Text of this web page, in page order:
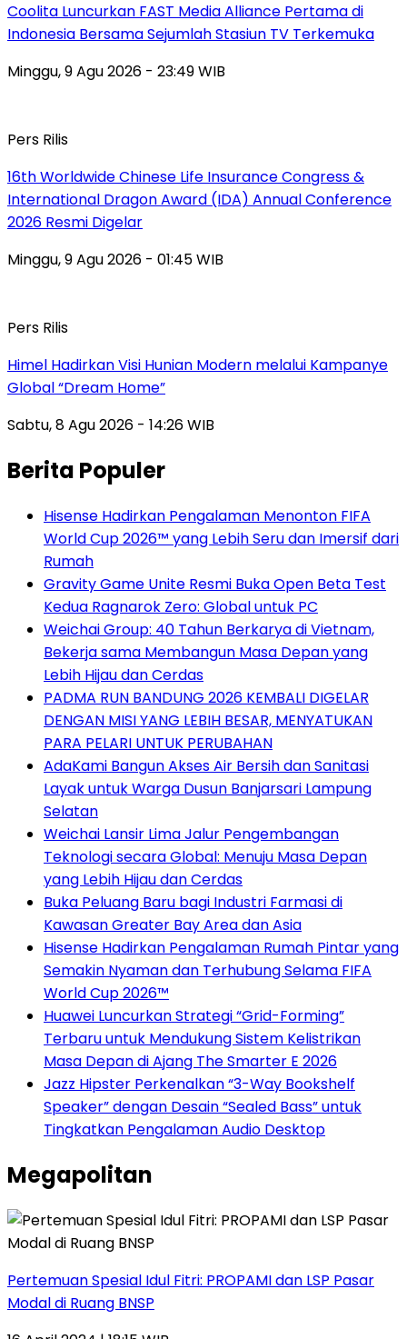
Coolita Luncurkan FAST Media Alliance Pertama di
Indonesia Bersama Sejumlah Stasiun TV Terkemuka
Minggu, 9 Agu 2026 - 23:49 WIB
Pers Rilis
16th Worldwide Chinese Life Insurance Congress &
International Dragon Award (IDA) Annual Conference
2026 Resmi Digelar
Minggu, 9 Agu 2026 - 01:45 WIB
Pers Rilis
Himel Hadirkan Visi Hunian Modern melalui Kampanye
Global “Dream Home”
Sabtu, 8 Agu 2026 - 14:26 WIB
Berita Populer
Hisense Hadirkan Pengalaman Menonton FIFA
World Cup 2026™ yang Lebih Seru dan Imersif dari
Rumah
Gravity Game Unite Resmi Buka Open Beta Test
Kedua Ragnarok Zero: Global untuk PC
Weichai Group: 40 Tahun Berkarya di Vietnam,
Bekerja sama Membangun Masa Depan yang
Lebih Hijau dan Cerdas
PADMA RUN BANDUNG 2026 KEMBALI DIGELAR
DENGAN MISI YANG LEBIH BESAR, MENYATUKAN
PARA PELARI UNTUK PERUBAHAN
AdaKami Bangun Akses Air Bersih dan Sanitasi
Layak untuk Warga Dusun Banjarsari Lampung
Selatan
Weichai Lansir Lima Jalur Pengembangan
Teknologi secara Global: Menuju Masa Depan
yang Lebih Hijau dan Cerdas
Buka Peluang Baru bagi Industri Farmasi di
Kawasan Greater Bay Area dan Asia
Hisense Hadirkan Pengalaman Rumah Pintar yang
Semakin Nyaman dan Terhubung Selama FIFA
World Cup 2026™
Huawei Luncurkan Strategi “Grid-Forming”
Terbaru untuk Mendukung Sistem Kelistrikan
Masa Depan di Ajang The Smarter E 2026
Jazz Hipster Perkenalkan “3-Way Bookshelf
Speaker” dengan Desain “Sealed Bass” untuk
Tingkatkan Pengalaman Audio Desktop
Megapolitan
Pertemuan Spesial Idul Fitri: PROPAMI dan LSP Pasar
Modal di Ruang BNSP